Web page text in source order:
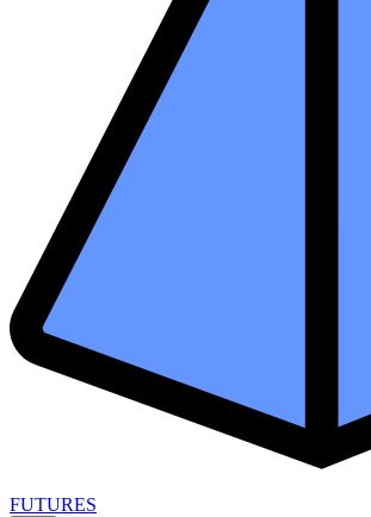
FUTURES